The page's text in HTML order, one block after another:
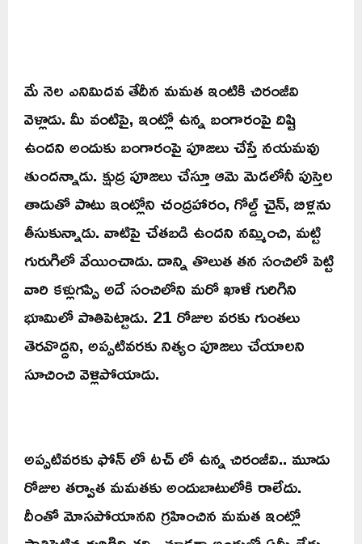
మే నెల ఎనిమిదవ తేదీన మమత ఇంటికి చిరంజీవి
వెళ్లాడు. మీ వంటిపై, ఇంట్లో ఉన్న బంగారంపై దిష్టి
ఉందని అందుకు బంగారంపై పూజలు చేస్తే నయమవు
తుందన్నాడు. క్షుద్ర పూజలు చేస్తూ ఆమె మెడలోనీ పుస్తెల
తాడుతో పాటు ఇంట్లోని చంద్రహారం, గోల్డ్ చైన్, బిళ్లను
తీసుకున్నాడు. వాటిపై చేతబడి ఉందని నమ్మించి, మట్టి
గురుగిలో వేయించాడు. దాన్ని తొలుత తన సంచిలో పెట్టి
వారి కళ్లుగప్పి అదే సంచిలోని మరో ఖాళీ గురిగిని
భూమిలో పాతిపెట్టాడు. 21 రోజుల వరకు గుంతలు
తెరవొద్దని, అప్పటివరకు నిత్యం పూజలు చేయాలని
సూచించి వెళ్లిపోయాడు.
అప్పటివరకు ఫోన్ లో టచ్ లో ఉన్న చిరంజీవి.. మూడు
రోజుల తర్వాత మమతకు అందుబాటులోకి రాలేదు.
దీంతో మోసపోయానని గ్రహించిన మమత ఇంట్లో